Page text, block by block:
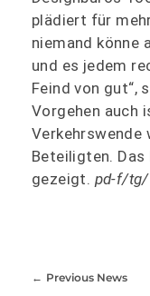
plädiert für
niemand könne
und es jedem
Feind von gut“,
Vorgehen auch
Verkehrswende
Beteiligten. Das
gezeigt. pd-f/tg/
Previous News